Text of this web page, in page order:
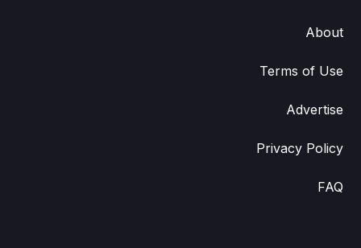
About
Terms of Use
Advertise
Privacy Policy
FAQ